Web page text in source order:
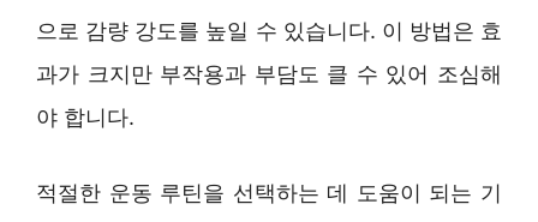
으로 감량 강도를 높일 수 있습니다. 이 방법은 효
과가 크지만 부작용과 부담도 클 수 있어 조심해
야 합니다.
적절한 운동 루틴을 선택하는 데 도움이 되는 기